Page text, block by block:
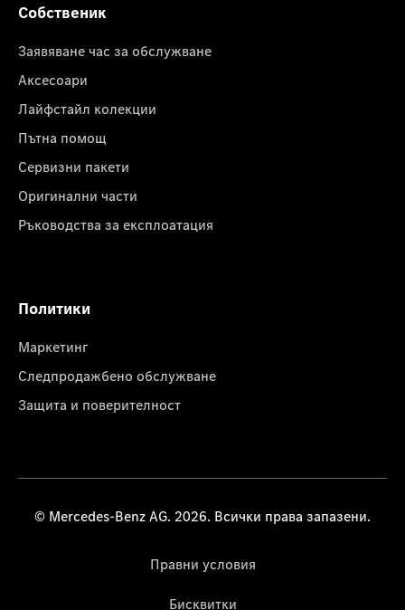
Собственик
Заявяване час за обслужване
Аксесоари
Лайфстайл колекции
Пътна помощ
Сервизни пакети
Оригинални части
Ръководства за експлоатация
Политики
Маркетинг
Следпродажбено обслужване
Защита и поверителност
© Mercedes-Benz AG. 2026. Всички права запазени.
Правни условия
Бисквитки